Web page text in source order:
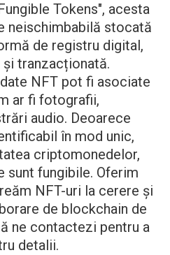
Tokens", acesta
neischimbabilă stocată
de registru digital,
tranzacționată.
NFT pot fi asociate
ar fi fotografii,
audio. Deoarece
în mod unic,
criptomonedelor,
sunt fungibile. Oferim
NFT-uri la cerere și
de blockchain de
ne contactezi pentru a
detalii.